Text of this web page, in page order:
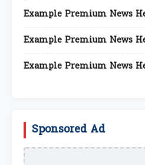
Example Premium News
Example Premium News
Example Premium News
Sponsored Ad